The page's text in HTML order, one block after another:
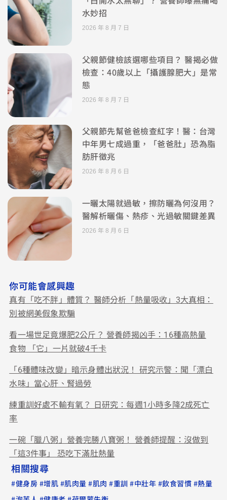
水妙招
2026 年 8 月 7 日
父親節健檢該選哪些項目？ 醫揭必做
檢查：40歲以上「攝護腺肥大」是常
態
2026 年 8 月 7 日
父親節先幫爸爸檢查紅字！醫：台灣
中年男七成過重，「爸爸肚」恐為脂
肪肝徵兆
2026 年 8 月 6 日
一曬太陽就過敏，擦防曬為何沒用？
醫解析曬傷、熱疹、光過敏關鍵差異
2026 年 8 月 6 日
你可能會感興趣
真有「吃不胖」體質？ 醫師分析「熱量吸收」3大真相：
別被網美假象欺騙
看一場世足竟爆肥2公斤？ 營養師揭凶手：16種高熱量
食物 「它」一片就破4千卡
「6種體味改變」暗示身體出狀況！ 研究示警：聞「漂白
水味」當心肝、腎過勞
練重訓好處不輸有氧？ 日研究：每週1小時多降2成死亡
率
一碗「臘八粥」營養完勝八寶粥！ 營養師提醒：沒做到
「這3件事」 恐吃下滿肚熱量
相關搜尋
#健身房 #增肌 #肌肉量 #肌肉 #重訓 #中壯年 #飲食習慣 #熱量